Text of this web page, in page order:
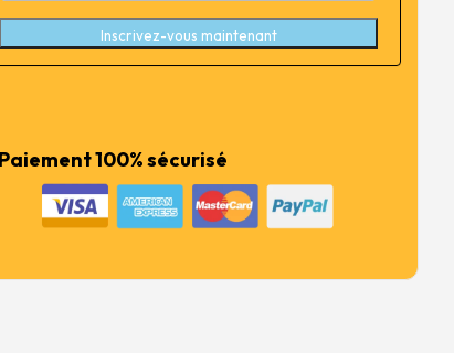
Inscrivez-vous maintenant
Paiement 100% sécurisé